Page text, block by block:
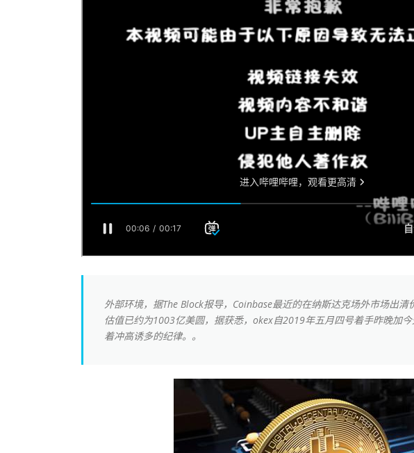
外部环境，据The Block报导，Coinbase最近的在纳斯达克场外市场出
估值已约为1003亿美圆，据获悉，okex自2019年五月四号着手昨晚加
着冲高诱多的纪律。。